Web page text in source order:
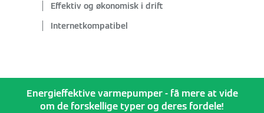
Effektiv og økonomisk i drift
Internetkompatibel
Energieffektive varmepumper - få mere at vide
om de forskellige typer og deres fordele!